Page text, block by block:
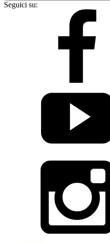
Seguici su: